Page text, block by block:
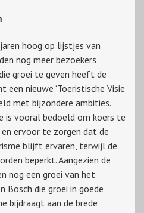
hoog op lijstjes van
nog meer bezoekers
groei te geven heeft de
nieuwe ‘Toeristische Visie
met bijzondere ambities.
is vooral bedoeld om koers te
ervoor te zorgen dat de
blijft ervaren, terwijl de
beperkt. Aangezien de
nog een groei van het
Bosch die groei in goede
bijdraagt aan de brede